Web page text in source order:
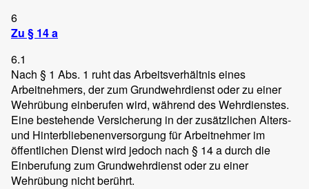
6
Zu § 14 a
6.1
Nach § 1 Abs. 1 ruht das Arbeitsverhältnis eines
Arbeitnehmers, der zum Grundwehrdienst oder zu einer
Wehrübung einberufen wird, während des Wehrdienstes.
Eine bestehende Versicherung in der zusätzlichen Alters-
und Hinterbliebenenversorgung für Arbeitnehmer im
öffentlichen Dienst wird jedoch nach § 14 a durch die
Einberufung zum Grundwehrdienst oder zu einer
Wehrübung nicht berührt.